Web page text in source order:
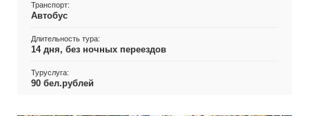
Транспорт:
Автобус
Длительность тура:
14 дня, без ночных переездов
Туруслуга:
90 бел.рублей